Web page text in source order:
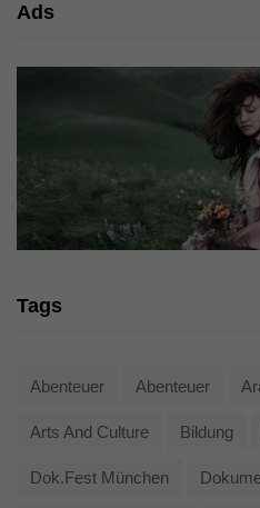
Ads
Tags
Abenteuer Abenteuer
Arts And Culture Bildung
Dok.fest München